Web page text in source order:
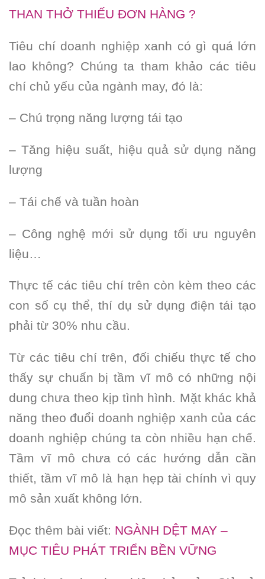
THAN THỞ THIẾU ĐƠN HÀNG ?
Tiêu chí doanh nghiệp xanh có gì quá lớn
lao không? Chúng ta tham khảo các tiêu
chí chủ yếu của ngành may, đó là:
– Chú trọng năng lượng tái tạo
– Tăng hiệu suất, hiệu quả sử dụng năng
lượng
– Tái chế và tuần hoàn
– Công nghệ mới sử dụng tối ưu nguyên
liệu…
Thực tế các tiêu chí trên còn kèm theo các
con số cụ thể, thí dụ sử dụng điện tái tạo
phải từ 30% nhu cầu.
Từ các tiêu chí trên, đối chiếu thực tế cho
thấy sự chuẩn bị tầm vĩ mô có những nội
dung chưa theo kịp tình hình. Mặt khác khả
năng theo đuổi doanh nghiệp xanh của các
doanh nghiệp chúng ta còn nhiều hạn chế.
Tầm vĩ mô chưa có các hướng dẫn cần
thiết, tầm vĩ mô là hạn hẹp tài chính vì quy
mô sản xuất không lớn.
Đọc thêm bài viết: NGÀNH DỆT MAY –
MỤC TIÊU PHÁT TRIỂN BỀN VỮNG